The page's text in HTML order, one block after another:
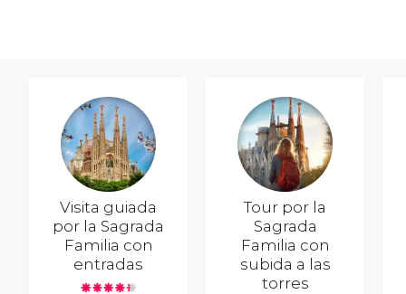
Visita guiada
por la Sagrada
Familia con
entradas
Tour por la
Sagrada
Familia con
subida a las
torres